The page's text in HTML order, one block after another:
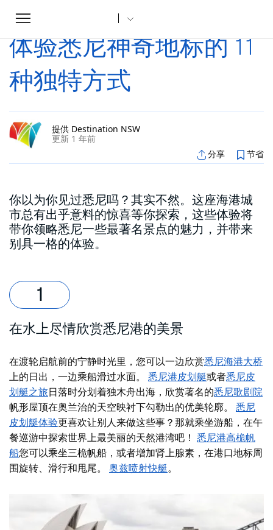
Toggle
navigation
家
体验悉尼神奇地标的 11
种独特方式
提供 Destination NSW
更新 1 年前
分享 节省
你以为你见过悉尼吗？其实不然。这座海港城
市总有出乎意料的惊喜等你探索，这些体验将
带你领略悉尼一些最著名景点的魅力，并带来
别具一格的体验。
在水上尽情欣赏悉尼港的美景
在渡轮启航前的宁静时光里，您可以一边欣赏悉尼海港大桥
上的日出， 一边乘船滑过水面。 悉尼港皮划艇或者悉尼皮
划艇之旅日落时分划着独木舟出海，欣赏著名的悉尼歌剧院
帆形屋顶在奥兰治的天空映衬下勾勒出的优美轮廓。 悉尼
皮划艇体验更喜欢让别人来做这些事？那就乘坐游船，在午
餐巡游中探索世界上最美丽的天然港湾吧！ 悉尼港高桅帆
船您可以乘坐三桅帆船，或者增加肾上腺素，在港口地标周
围旋转、滑行和甩尾。
奥兹喷射快艇。